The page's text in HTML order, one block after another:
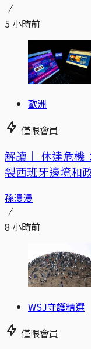
5 小時前
歐洲
僅限會員
解讀｜ 休達危機
裂西班牙邊境和
孫漫漫
8 小時前
WSJ守護精選
僅限會員